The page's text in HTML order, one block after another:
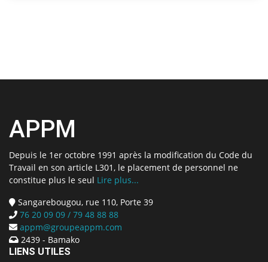
APPM
Depuis le 1er octobre 1991 après la modification du Code du
Travail en son article L301, le placement de personnel ne
constitue plus le seul Lire plus...
Sangarebougou, rue 110, Porte 39
76 20 09 09 / 79 48 88 88
appm@groupeappm.com
2439 - Bamako
LIENS UTILES